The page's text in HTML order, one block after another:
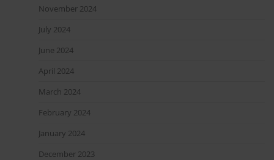
November 2024
July 2024
June 2024
April 2024
March 2024
February 2024
January 2024
December 2023